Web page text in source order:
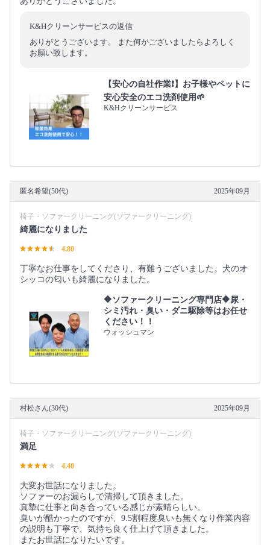
K&Hクリーンサービスの返信
ありがとうございます。 また何かございましたらよろしく
お願い致します。
【安心の自社作業❗️】お子様やペットに
安心安全のエコ洗剤使用🌱
K&Hクリーンサービス
匿名希望(50代) 2025年09月
椅子・ソファークリーニング(ソファークリーニング)
綺麗になりました
4.80
丁寧なお仕事をしてくださり、有難うございました。犬のオ
シッコの匂いも綺麗になりました。
🔶ソファークリーニング専門店🔶尿・
シミ汚れ・臭い・ダニ駆除等はお任せ
ください！！
ウォッシュマン
村松さん(30代) 2025年09月
椅子・ソファークリーニング(ソファークリーニング)
満足
4.40
大変お世話になりました。
ソファーのお漏らしで清掃して頂きました。
真摯に仕事と向き合っている感じが素晴らしい。
臭いが酷かったのですが、9.5割程度臭いも無くなり作業内容
の説明も丁寧で、気持ち良く仕上げて頂きました。
またお世話になりたいです。